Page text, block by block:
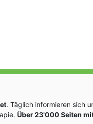
. Täglich informieren sich
Über 23'000 Seiten